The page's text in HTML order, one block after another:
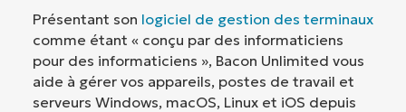
Présentant son logiciel de gestion des terminaux
comme étant « conçu par des informaticiens
pour des informaticiens », Bacon Unlimited vous
aide à gérer vos appareils, postes de travail et
serveurs Windows, macOS, Linux et iOS depuis